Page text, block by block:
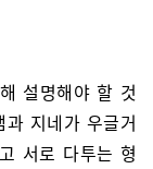
설명해야 할 것
지네가 우글거
서로 다투는 형